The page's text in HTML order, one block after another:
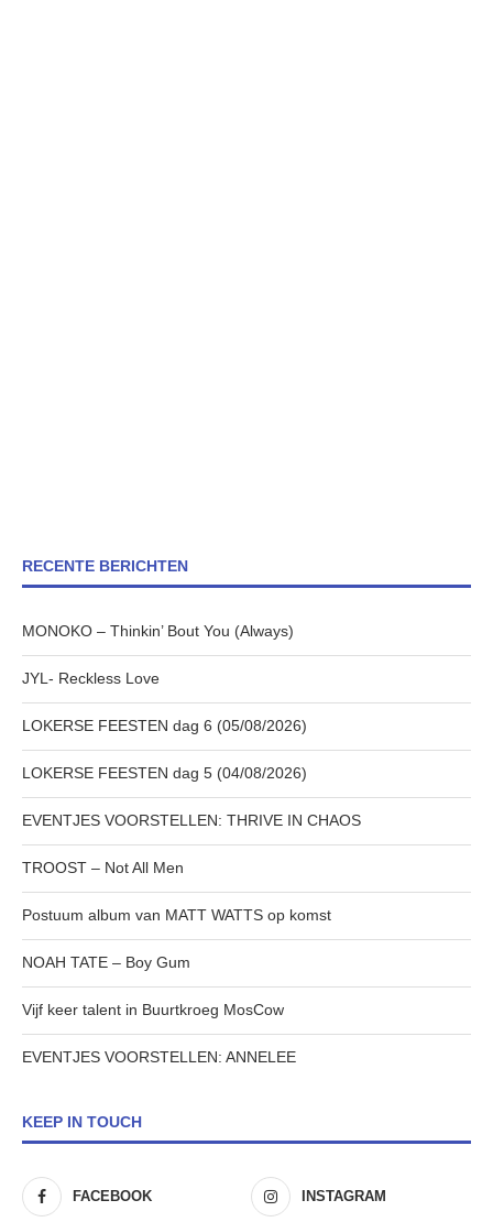
RECENTE BERICHTEN
MONOKO – Thinkin’ Bout You (Always)
JYL- Reckless Love
LOKERSE FEESTEN dag 6 (05/08/2026)
LOKERSE FEESTEN dag 5 (04/08/2026)
EVENTJES VOORSTELLEN: THRIVE IN CHAOS
TROOST – Not All Men
Postuum album van MATT WATTS op komst
NOAH TATE – Boy Gum
Vijf keer talent in Buurtkroeg MosCow
EVENTJES VOORSTELLEN: ANNELEE
KEEP IN TOUCH
FACEBOOK INSTAGRAM